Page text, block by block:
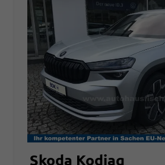
Skoda Kodiaq